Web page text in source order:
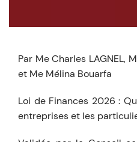
Par Me Charles LAGNEL,
et Me Mélina Bouarfa
Loi de Finances 2026 :
entreprises et les